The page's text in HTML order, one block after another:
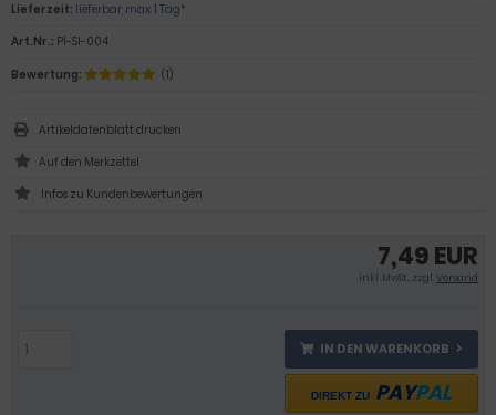
7,49 EUR
inkl .MwSt., zzgl.Versand
IN DEN WARENKORB
DIREKT ZU PAYPAL
Lieferzeit: lieferbar, max. 1 Tag*
Art.Nr.: PI-SI-004
Bewertung:
(1)
Artikeldatenblatt drucken
Infos zu Kundenbewertungen